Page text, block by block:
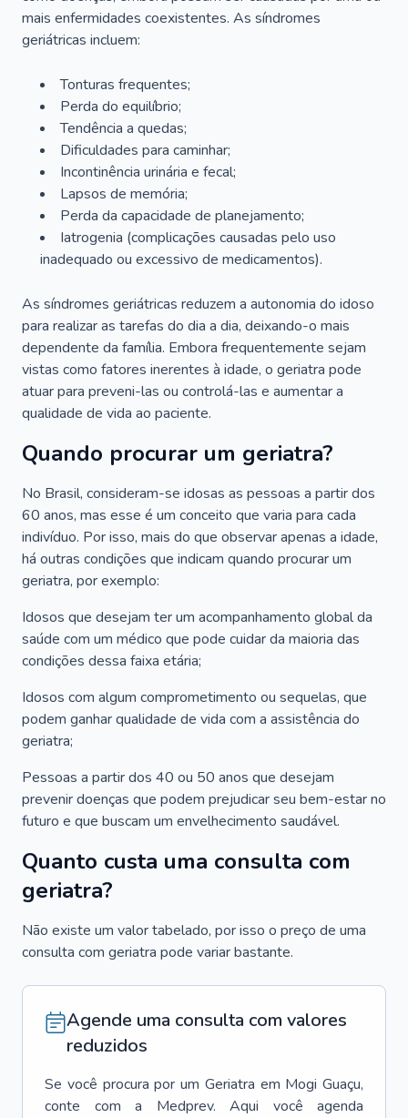
mais enfermidades coexistentes. As síndromes
geriátricas incluem:
Tonturas frequentes;
Perda do equilíbrio;
Tendência a quedas;
Dificuldades para caminhar;
Incontinência urinária e fecal;
Lapsos de memória;
Perda da capacidade de planejamento;
Iatrogenia (complicações causadas pelo uso
inadequado ou excessivo de medicamentos).
As síndromes geriátricas reduzem a autonomia do idoso
para realizar as tarefas do dia a dia, deixando-o mais
dependente da família. Embora frequentemente sejam
vistas como fatores inerentes à idade, o geriatra pode
atuar para preveni-las ou controlá-las e aumentar a
qualidade de vida ao paciente.
Quando procurar um geriatra?
No Brasil, consideram-se idosas as pessoas a partir dos
60 anos, mas esse é um conceito que varia para cada
indivíduo. Por isso, mais do que observar apenas a idade,
há outras condições que indicam quando procurar um
geriatra, por exemplo:
Idosos que desejam ter um acompanhamento global da
saúde com um médico que pode cuidar da maioria das
condições dessa faixa etária;
Idosos com algum comprometimento ou sequelas, que
podem ganhar qualidade de vida com a assistência do
geriatra;
Pessoas a partir dos 40 ou 50 anos que desejam
prevenir doenças que podem prejudicar seu bem-estar no
futuro e que buscam um envelhecimento saudável.
Quanto custa uma consulta com
geriatra?
Não existe um valor tabelado, por isso o preço de uma
consulta com geriatra pode variar bastante.
Agende uma consulta com valores
reduzidos
Se você procura por um Geriatra em Mogi Guaçu,
conte com a Medprev. Aqui você agenda